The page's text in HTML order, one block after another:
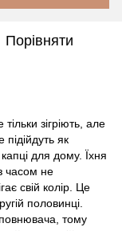
Порівняти
зігріють, але
як
для дому. Їхня
часом не
свій колір. Це
половинці.
тому